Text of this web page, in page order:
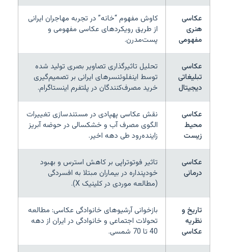
عکاسی
هنری
مفهومی
کاوش مفهوم “خانه” در تجربه مهاجران ایرانی
از طریق رویکردهای عکاسی مفهومی و
پست‌مدرن.
عکاسی
تبلیغاتی
دیجیتال
تحلیل تاثیرگذاری تصاویر بصری تولید شده
توسط اینفلوئنسرهای ایرانی بر تصمیم‌گیری
خرید مصرف‌کنندگان در پلتفرم اینستاگرام.
عکاسی
محیط
زیست
نقش عکاسی پهپادی در مستندسازی تغییرات
الگوی مصرف آب و خشکسالی در حوضه آبریز
زاینده‌رود طی دهه اخیر.
عکاسی
درمانی
تاثیر فوتوتراپی بر کاهش استرس و بهبود
خودپنداره در بیماران مبتلا به افسردگی
(مطالعه موردی در کلینیک X).
تاریخ و
نظریه
عکاسی
بازخوانی آرشیوهای خانوادگی عکاسی: مطالعه
تحولات اجتماعی و خانوادگی در ایران از دهه
40 تا 70 شمسی.